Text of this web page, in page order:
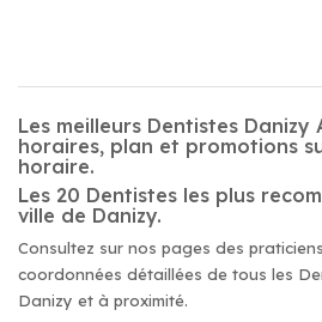
Les meilleurs Dentistes Danizy
horaires, plan et promotions
horaire.
Les 20 Dentistes les plus
ville de Danizy.
Consultez sur nos pages des
coordonnées détaillées de tous les
Danizy et à proximité.